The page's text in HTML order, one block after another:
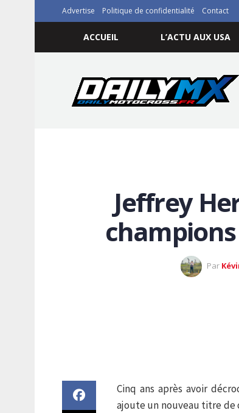
Advertise Politique de confidentialité Contact
ACCUEIL L’ACTU AUX USA
Jeffrey
Par
Cinq ans après avoir
ajoute un nouveau titre de